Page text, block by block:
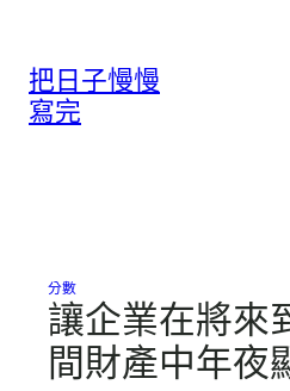
把日子慢慢
寫完
分數
讓企業在將來
間財產中年夜